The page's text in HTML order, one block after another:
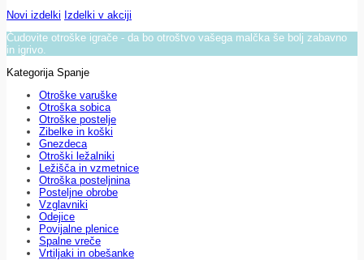
Novi izdelki Izdelki v akciji
Čudovite otroške igrače - da bo otroštvo vašega malčka še bolj zabavno
in igrivo.
Kategorija Spanje
Otroške varuške
Otroška sobica
Otroške postelje
Zibelke in koški
Gnezdeca
Otroški ležalniki
Ležišča in vzmetnice
Otroška posteljnina
Posteljne obrobe
Vzglavniki
Odejice
Povijalne plenice
Spalne vreče
Vrtiljaki in obešanke